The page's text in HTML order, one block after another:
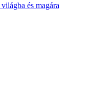
és magára